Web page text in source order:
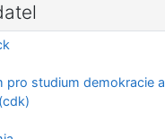
pro studium demokracie a